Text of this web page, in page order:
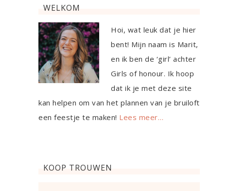
WELKOM
Hoi, wat leuk dat je hier
bent! Mijn naam is Marit,
en ik ben de ‘girl’ achter
Girls of honour. Ik hoop
dat ik je met deze site
kan helpen om van het plannen van je bruiloft
een feestje te maken! Lees meer…
KOOP TROUWEN